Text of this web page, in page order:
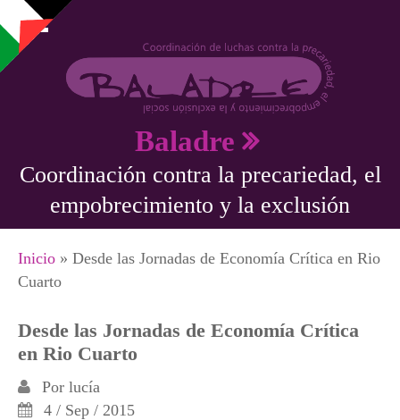
Pasar al contenido principal
Baladre
Coordinación contra la precariedad, el
empobrecimiento y la exclusión
Se encuentra usted aquí
Inicio » Desde las Jornadas de Economía Crítica en Rio
Cuarto
Desde las Jornadas de Economía Crítica
en Rio Cuarto
Por lucía
4 / Sep / 2015